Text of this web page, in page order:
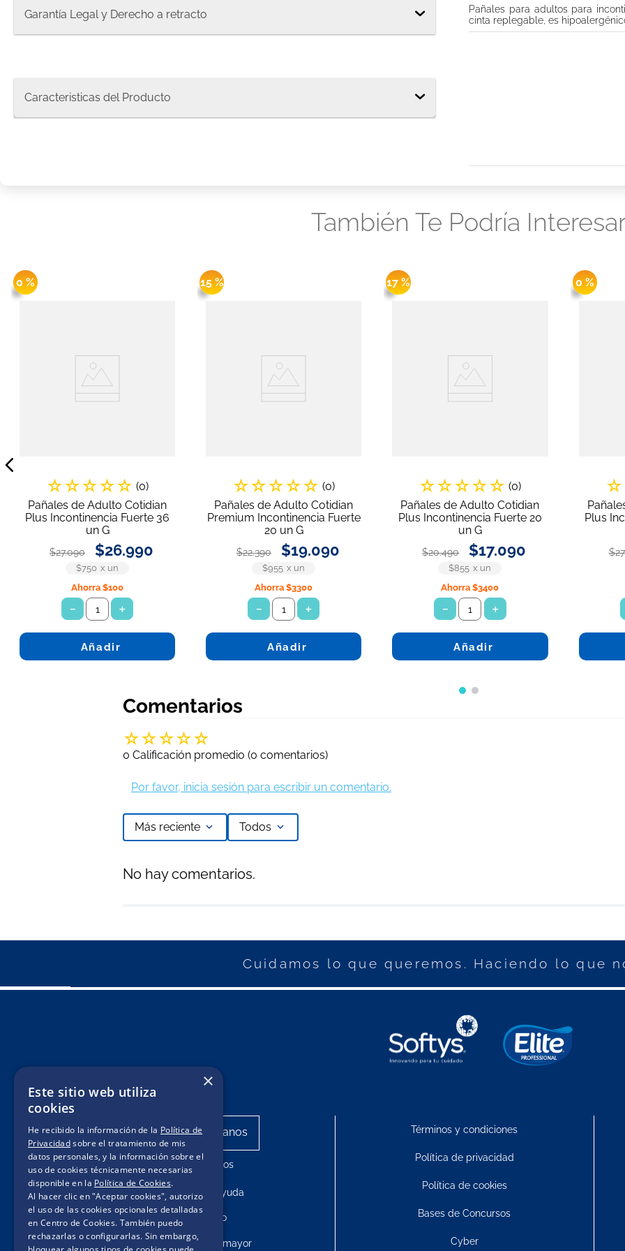
Garantía Legal y Derecho a retracto
Caracteristicas del Producto
Pañales para adultos para
cinta replegable, es
También Te Podría
0 %
☆☆☆☆☆ (0)
Pañales de Adulto Cotidian
Plus Incontinencia Fuerte 36
un G
$27.090 $26.990
$750 x un
Ahorra$100
＋
－
Añadir
15 %
☆☆☆☆☆ (0)
Pañales de Adulto Cotidian
Premium Incontinencia Fuerte
20 un G
$22.390 $19.090
$955 x un
Ahorra$3300
＋
－
Añadir
17 %
☆☆☆☆☆ (0)
Pañales de Adulto Cotidian
Plus Incontinencia Fuerte 20
un G
$20.490 $17.090
$855 x un
Ahorra$3400
＋
－
Añadir
0 %
☆
Plus
$27
Comentarios
☆☆☆☆☆
0 Calificación promedio (0 comentarios)
Por favor, inicia sesión para escribir un comentario.
Más reciente Todos
No hay comentarios.
Cuidamos lo que queremos. Haciendo lo que
Mis pedidos
Centro de ayuda
Contacto
Compras por mayor
Términos y condiciones
Política de privacidad
Política de cookies
Bases de Concursos
Cyber
×
Este sitio web utiliza
cookies
He recibido la información de la Política de
Privacidadsobre el tratamiento de mis
datos personales, y la información sobre el
uso de cookies técnicamente necesarias
disponible en la Política de Cookies.
Al hacer clic en "Aceptar cookies", autorizo
el uso de las cookies opcionales detalladas
en Centro de Cookies. También puedo
rechazarlas o configurarlas. Sin embargo,
protector diario ladysoft protección ultradelgada tela suave
9.
pañales babysec